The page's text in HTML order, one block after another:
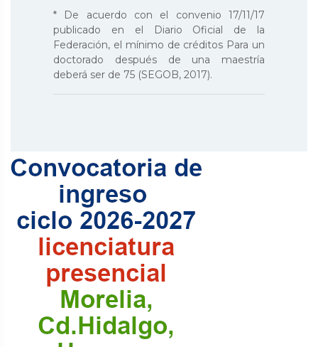
* De acuerdo con el convenio 17/11/17
publicado en el Diario Oficial de la
Federación, el mínimo de créditos Para un
doctorado después de una maestría
deberá ser de 75 (SEGOB, 2017).